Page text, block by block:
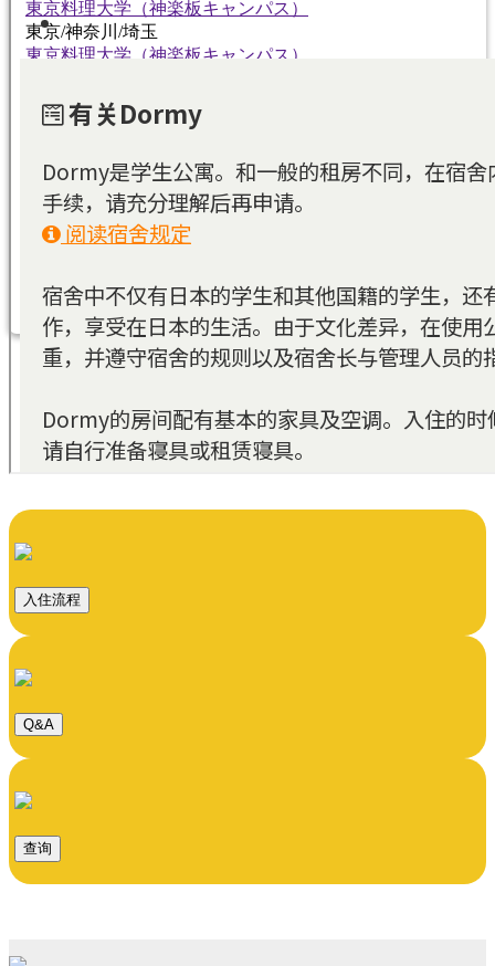
東京料理大学（神楽板キャンパス）
東京/神奈川/埼玉
東京料理大学（神楽板キャンパス）
東京料理大学（神楽板キャンパス）
東京/神奈川/埼玉
東京/神奈川/埼玉
東京料理大学（神楽板キャンパス）
東京/神奈川/埼玉
東京料理大学（神楽板キャンパス）
東京料理大学（神楽板キャンパス）
東京/神奈川/埼玉
入住流程
Q&A
查询